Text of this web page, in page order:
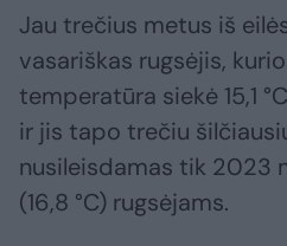
Jau trečius metus iš
vasariškas rugsėjis,
temperatūra siekė 15,1
ir jis tapo trečiu
nusileisdamas tik 2023
(16,8 °C) rugsėjams.